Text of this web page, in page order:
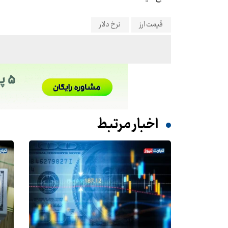
قیمت ارز نرخ دلار
اخبار مرتبط